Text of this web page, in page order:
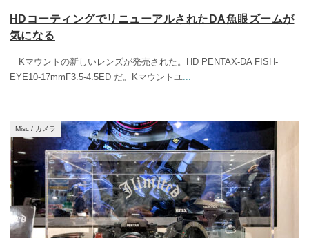
HDコーティングでリニューアルされたDA魚眼ズームが
気になる
Kマウントの新しいレンズが発売された。HD PENTAX-DA FISH-
EYE10-17mmF3.5-4.5ED だ。Kマウントユ...
Misc / カメラ